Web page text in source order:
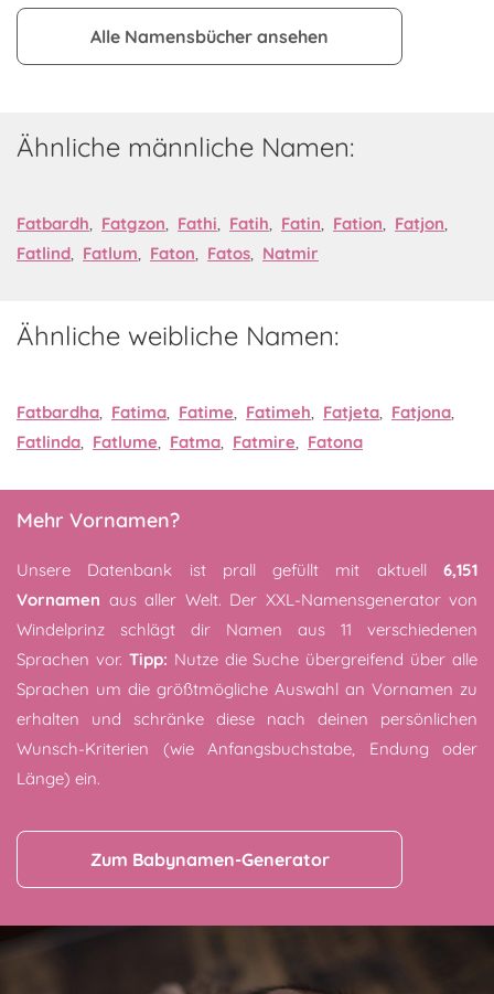
Alle Namensbücher ansehen
Ähnliche männliche Namen:
Fatbardh, Fatgzon, Fathi, Fatih, Fatin, Fation, Fatjon,
Fatlind, Fatlum, Faton, Fatos, Natmir
Ähnliche weibliche Namen:
Fatbardha, Fatima, Fatime, Fatimeh, Fatjeta, Fatjona,
Fatlinda, Fatlume, Fatma, Fatmire, Fatona
Mehr Vornamen?
Unsere Datenbank ist prall gefüllt mit aktuell 6,151
Vornamen aus aller Welt. Der XXL-Namensgenerator von
Windelprinz schlägt dir Namen aus 11 verschiedenen
Sprachen vor. Tipp: Nutze die Suche übergreifend über alle
Sprachen um die größtmögliche Auswahl an Vornamen zu
erhalten und schränke diese nach deinen persönlichen
Wunsch-Kriterien (wie Anfangsbuchstabe, Endung oder
Länge) ein.
Zum Babynamen-Generator